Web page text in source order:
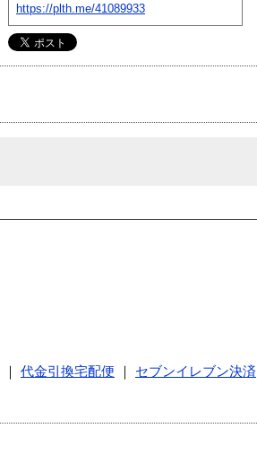
https://plth.me/41089933
代金引換宅配便
セブンイレブン決済